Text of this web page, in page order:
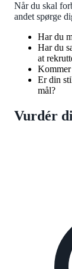
Når du skal
andet spørge
Har du
Har du
at
Kommer
Er din
mål?
Vurdér